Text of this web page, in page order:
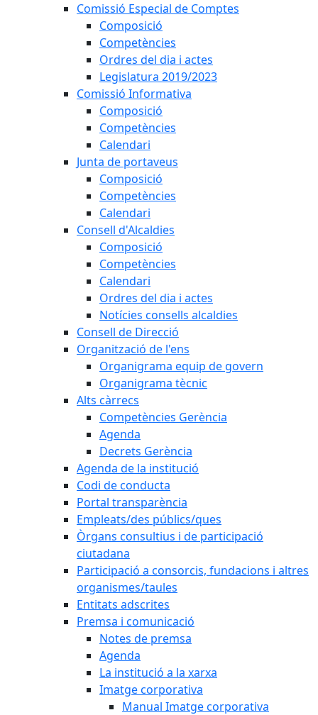
Comissió Especial de Comptes
Composició
Competències
Ordres del dia i actes
Legislatura 2019/2023
Comissió Informativa
Composició
Competències
Calendari
Junta de portaveus
Composició
Competències
Calendari
Consell d'Alcaldies
Composició
Competències
Calendari
Ordres del dia i actes
Notícies consells alcaldies
Consell de Direcció
Organització de l'ens
Organigrama equip de govern
Organigrama tècnic
Alts càrrecs
Competències Gerència
Agenda
Decrets Gerència
Agenda de la institució
Codi de conducta
Portal transparència
Empleats/des públics/ques
Òrgans consultius i de participació
ciutadana
Participació a consorcis, fundacions i altres
organismes/taules
Entitats adscrites
Premsa i comunicació
Notes de premsa
Agenda
La institució a la xarxa
Imatge corporativa
Manual Imatge corporativa